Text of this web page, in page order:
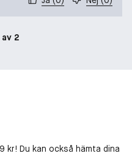
2
kr! Du kan också hämta dina